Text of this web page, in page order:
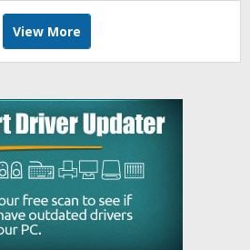
View More